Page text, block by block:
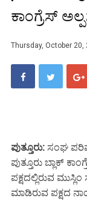
ಕಾಂಗ್ರೆಸ್
Thursday, October 20,
ಪುತ್ತೂರು: ಸಂಘ
ಪುತ್ತೂರು ಬ್ಲಾಕ್
ಪಕ್ಷದಲ್ಲಿರುವ
ಮಾಡಿರುವ ಪಕ್ಷದ